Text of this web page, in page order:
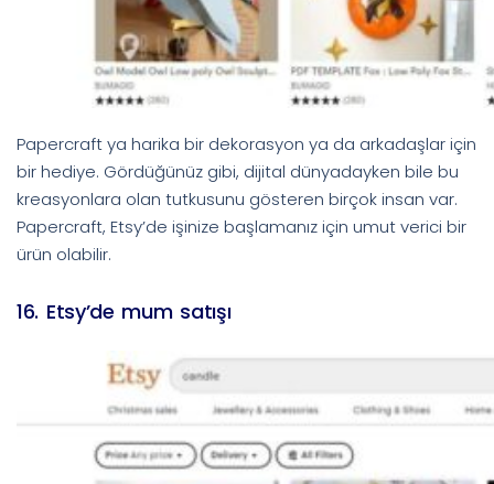
Papercraft ya harika bir dekorasyon ya da arkadaşlar için
bir hediye. Gördüğünüz gibi, dijital dünyadayken bile bu
kreasyonlara olan tutkusunu gösteren birçok insan var.
Papercraft, Etsy’de işinize başlamanız için umut verici bir
ürün olabilir.
16. Etsy’de mum satışı